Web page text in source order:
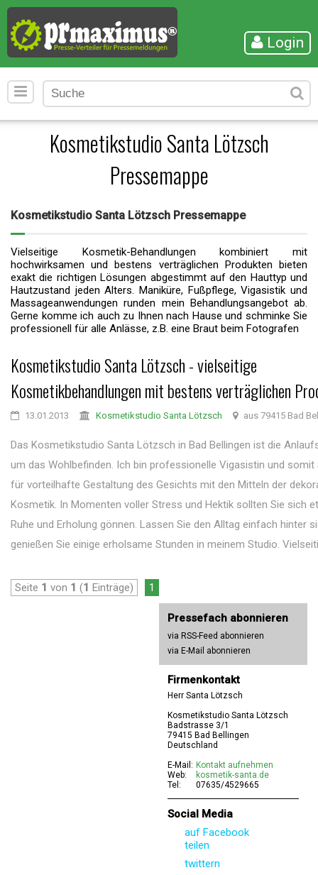
Login
Kosmetikstudio Santa Lötzsch
Pressemappe
Kosmetikstudio Santa Lötzsch Pressemappe
Vielseitige Kosmetik-Behandlungen kombiniert mit
hochwirksamen und bestens verträglichen Produkten bieten
exakt die richtigen Lösungen abgestimmt auf den Hauttyp und
Hautzustand jeden Alters. Maniküre, Fußpflege, Vigasistik und
Massageanwendungen runden mein Behandlungsangebot ab.
Gerne komme ich auch zu Ihnen nach Hause und schminke Sie
professionell für alle Anlässe, z.B. eine Braut beim Fotografen
Kosmetikstudio Santa Lötzsch - vielseitige
Kosmetikbehandlungen mit bestens verträglichen
13.01.2013 Kosmetikstudio Santa Lötzsch aus 79415 Bad
Das Kosmetikstudio Santa Lötzsch in Bad Bellingen ist die
um das Wohlbefinden. Ich bin professionelle Vigasistin und somit
für vorteilhafte Gestaltung des Gesichts mit den Mitteln der
Kosmetik. In Momenten voller Stress und Hektik sollten Sie sich
Ruhe und Erholung gönnen. Lassen Sie den Alltag einfach hinter
genießen Sie einige erholsame Stunden in meinem Studio.
Seite 1 von 1 (1 Einträge) 1
Pressefach abonnieren
via RSS-Feed abonnieren
via E-Mail abonnieren
Firmenkontakt
Herr Santa Lötzsch
Kosmetikstudio Santa Lötzsch
Badstrasse 3/1
79415 Bad Bellingen
Deutschland
E-Mail: Kontakt aufnehmen
Web:
kosmetik-santa.de
Tel:
07635/4529665
Social Media
auf Facebook
teilen
twittern